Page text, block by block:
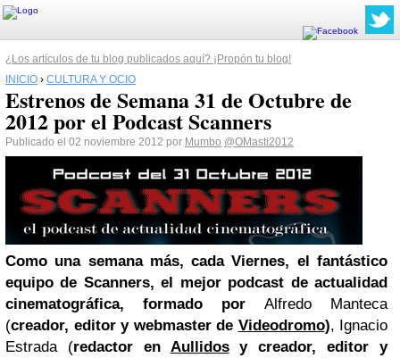
¿Los artículos de tu blog publicados aquí? ¡Propón tu blog!
INICIO › CULTURA Y OCIO
Estrenos de Semana 31 de Octubre de
2012 por el Podcast Scanners
Publicado el 02 noviembre 2012 por Mumbo @OMasti2012
Como una semana más, cada Viernes, el fantástico
equipo de Scanners, el mejor podcast de actualidad
cinematográfica, formado por Alfredo Manteca
(creador, editor y webmaster de Videodromo), Ignacio
Estrada (redactor en Aullidosycreador, editor y